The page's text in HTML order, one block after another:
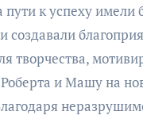
пути к успеху имели
создавали
творчества,
и Машу на